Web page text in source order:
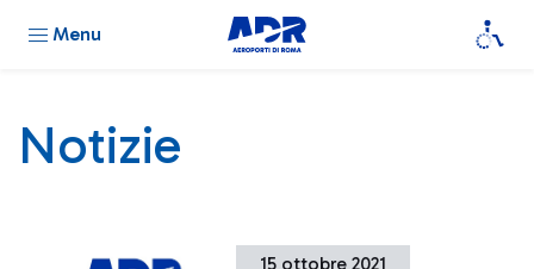
Menu
Notizie
15 ottobre 2021